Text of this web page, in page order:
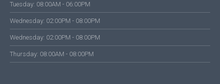
Tuesday: 08:00AM - 06:00PM
Wednesday: 02:00PM - 08:00PM
Wednesday: 02:00PM - 08:00PM
Thursday: 08:00AM - 08:00PM